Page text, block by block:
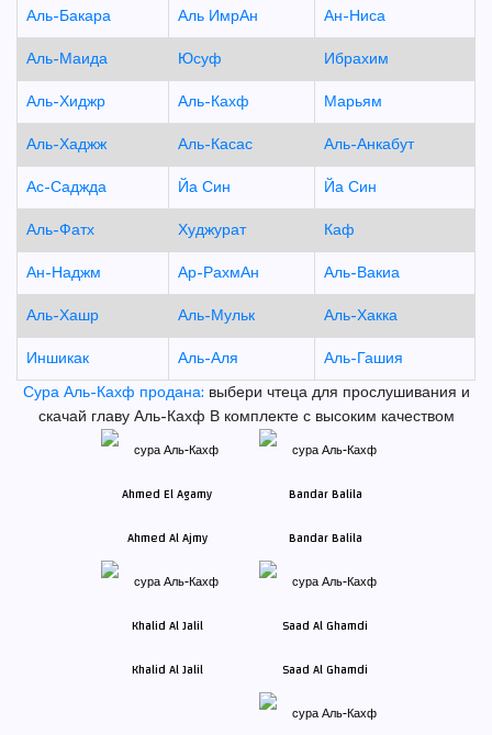
Аль-Бакара Аль ИмрАн
Ан-Ниса
Аль-Маида
Юсуф
Ибрахим
Аль-Хиджр
Аль-Кахф
Марьям
Аль-Хаджж
Аль-Касас
Аль-Анкабут
Ас-Саджда
Йа Син
Йа Син
Аль-Фатх
Худжурат
Каф
Ан-Наджм
Ар-РахмАн
Аль-Вакиа
Аль-Хашр
Аль-Мульк
Аль-Хакка
Иншикак
Аль-Аля
Аль-Гашия
Сура Аль-Кахф продана: выбери чтеца для прослушивания и
скачай главу Аль-Кахф В комплекте с высоким качеством
Ahmed Al Ajmy Bandar Balila
Khalid Al Jalil Saad Al Ghamdi